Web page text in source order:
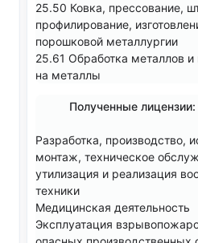
25.50 Ковка, прессование,
профилирование,
порошковой металлургии
25.61 Обработка металлов
на металлы
Полученные лицензии:
Разработка, производство,
монтаж, техническое
утилизация и реализация
техники
Медицинская деятельность
Эксплуатация